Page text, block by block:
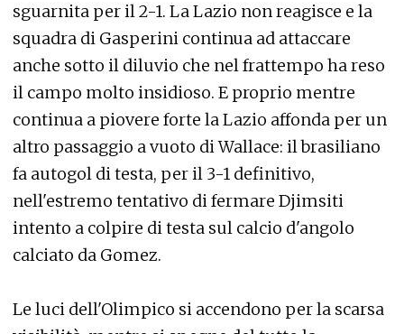
sguarnita per il 2-1. La Lazio non reagisce e la
squadra di Gasperini continua ad attaccare
anche sotto il diluvio che nel frattempo ha reso
il campo molto insidioso. E proprio mentre
continua a piovere forte la Lazio affonda per un
altro passaggio a vuoto di Wallace: il brasiliano
fa autogol di testa, per il 3-1 definitivo,
nell'estremo tentativo di fermare Djimsiti
intento a colpire di testa sul calcio d'angolo
calciato da Gomez.
Le luci dell'Olimpico si accendono per la scarsa